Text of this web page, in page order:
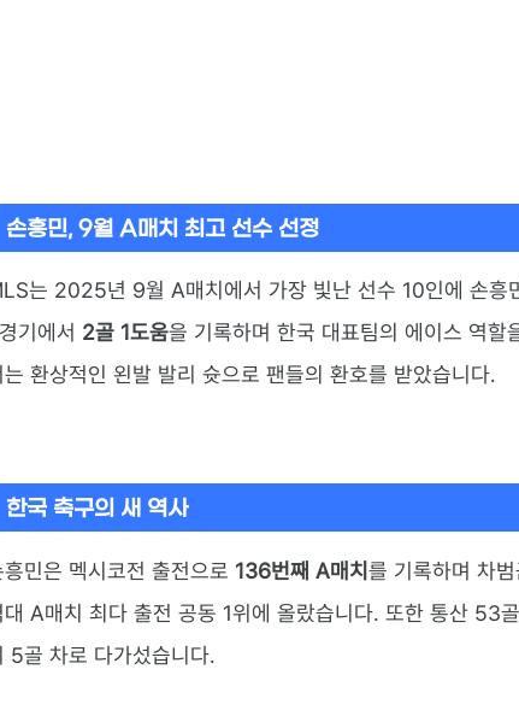
손흥민, 9월 A매치 최고 선수 선정
는 2025년 9월 A매치에서 가장 빛난 선수 10인에 손흥
기에서 2골 1도움을 기록하며 한국 대표팀의 에이스 역할
는 환상적인 왼발 발리 슛으로 팬들의 환호를 받았습니다.
한국 축구의 새 역사
흥민은 멕시코전 출전으로 136번째 A매치를 기록하며 차
대 A매치 최다 출전 공동 1위에 올랐습니다. 또한 통산 53
5골 차로 다가섰습니다.